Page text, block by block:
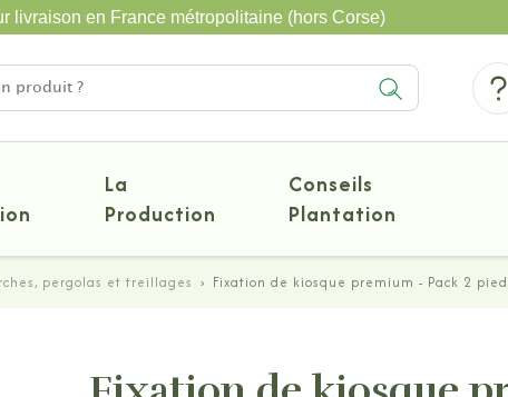
livraison en France métropolitaine (hors Corse)
La
Production
Conseils
Plantation
pergolas et treillages › Fixation de kiosque premium - Pack 2